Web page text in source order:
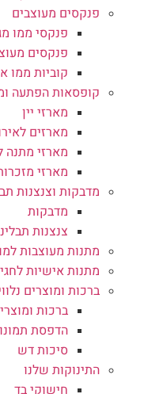
פנקסים מעוצבים
פנקסי ממו
פנקסים
קוביות ממו
קופסאות הפתעה
מארזי יין
מארזים
מארזי מתנה
מארזי
מדבקות וצנצנות
מדבקות
צנצנות
מתנות מעוצבות
מתנות אישיות
ברכות ומוצרים
ברכות
הדפסת
סיכות דש
התינוקות שלנו
חישוקי בד